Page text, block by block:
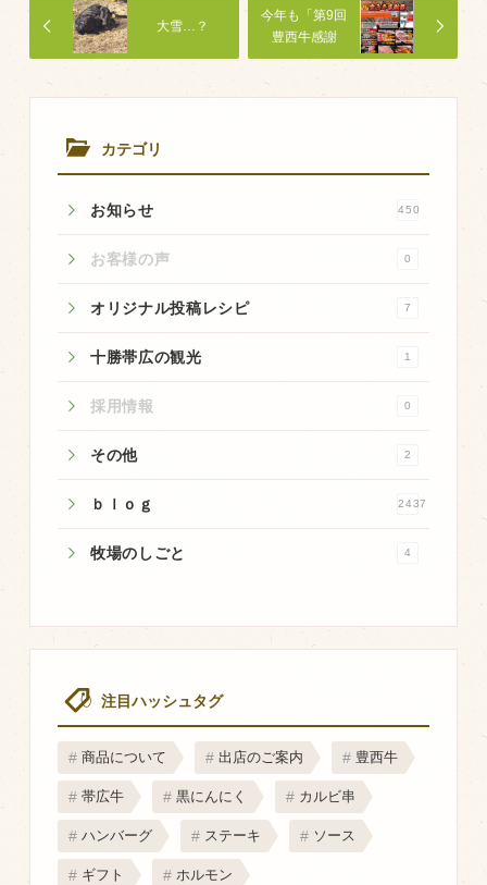
カテゴリ
お知らせ 450
お客様の声 0
オリジナル投稿レシピ 7
十勝帯広の観光 1
採用情報 0
その他 2
ｂｌｏｇ 2437
牧場のしごと 4
注目ハッシュタグ
商品について 出店のご案内 豊西牛
帯広牛 黒にんにく カルビ串
ハンバーグ ステーキ ソース
ギフト ホルモン
今年も「第9回
豊西牛感謝
祭」開催いた
します。１２
月２０日
大雪…？
豊西牛
厚切ステーキ
ハンバーグ
ギフト
取り扱い店
飲食店
その他
問い合わせ
Facebook
Twitter
LINE公式アカウント
Instagram
RSS フィード